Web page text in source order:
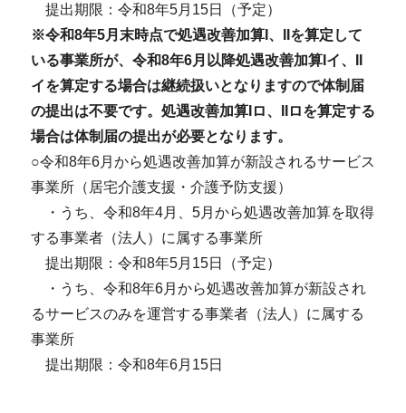
提出期限：令和8年5月15日（予定）
※令和8年5月末時点で処遇改善加算I、IIを算定して
いる事業所が、令和8年6月以降処遇改善加算Iイ、II
イを算定する場合は継続扱いとなりますので体制届
の提出は不要です。処遇改善加算Iロ、IIロを算定する
場合は体制届の提出が必要となります。
○令和8年6月から処遇改善加算が新設されるサービス
事業所（居宅介護支援・介護予防支援）
・うち、令和8年4月、5月から処遇改善加算を取得
する事業者（法人）に属する事業所
提出期限：令和8年5月15日（予定）
・うち、令和8年6月から処遇改善加算が新設され
るサービスのみを運営する事業者（法人）に属する
事業所
提出期限：令和8年6月15日